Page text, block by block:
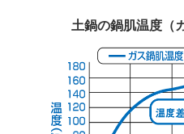
土鍋の鍋肌温度（